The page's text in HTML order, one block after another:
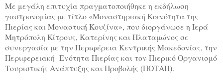
Με μεγάλη επιτυχία πραγματοποιήθηκε η εκδήλωση
γαστρονομίας με τίτλο «Μοναστηριακή Κοινότητα της
Πιερίας και Μοναστική Κουζίνα», που διοργάνωσε η Ιερά
Μητρόπολη Κίτρους, Κατερίνης και Πλαταμώνος σε
συνεργασία με την Περιφέρεια Κεντρικής Μακεδονίας, την
Περιφερειακή Ενότητα Πιερίας και τον Πιερικό Οργανισμό
Τουριστικής Ανάπτυξης και Προβολής (ΠΟΤΑΠ).